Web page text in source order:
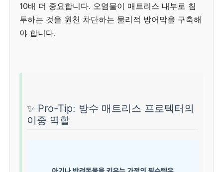
10배 더 중요합니다. 오염물이 매트리스 내부로 침
투하는 것을 원천 차단하는 물리적 방어막을 구축해
야 합니다.
✨ Pro-Tip: 방수 매트리스 프로텍터의
이중 역할